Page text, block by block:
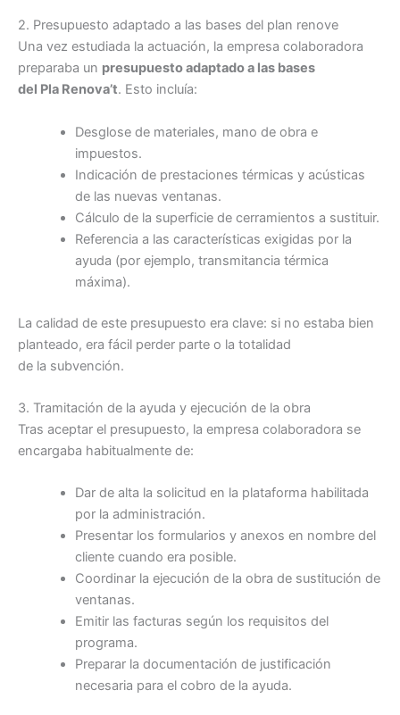
2. Presupuesto adaptado a las bases del plan renove
Una vez estudiada la actuación, la empresa colaboradora
preparaba un presupuesto adaptado a las bases
del Pla Renova’t. Esto incluía:
Desglose de materiales, mano de obra e
impuestos.
Indicación de prestaciones térmicas y acústicas
de las nuevas ventanas.
Cálculo de la superficie de cerramientos a sustituir.
Referencia a las características exigidas por la
ayuda (por ejemplo, transmitancia térmica
máxima).
La calidad de este presupuesto era clave: si no estaba bien
planteado, era fácil perder parte o la totalidad
de la subvención.
3. Tramitación de la ayuda y ejecución de la obra
Tras aceptar el presupuesto, la empresa colaboradora se
encargaba habitualmente de:
Dar de alta la solicitud en la plataforma habilitada
por la administración.
Presentar los formularios y anexos en nombre del
cliente cuando era posible.
Coordinar la ejecución de la obra de sustitución de
ventanas.
Emitir las facturas según los requisitos del
programa.
Preparar la documentación de justificación
necesaria para el cobro de la ayuda.